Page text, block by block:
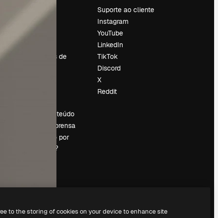
Sobre nós
Reviews
Tendências de
Vender conteúdo
Sala de imprensa
Procurando por
magnific.ai?
Suporte ao cliente
Instagram
YouTube
LinkedIn
TikTok
Discord
X
Reddit
to the storing of cookies on your device to enhance site